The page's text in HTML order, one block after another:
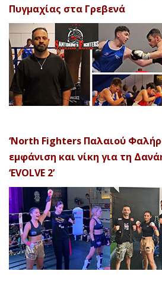
Πυγμαχίας στα Γρεβενά
‘North Fighters Παλαιού
εμφάνιση και νίκη για τη
‘EVOLVE 2’